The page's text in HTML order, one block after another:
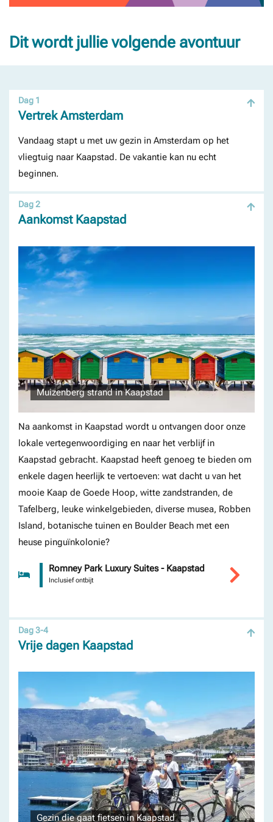
Dit wordt jullie volgende avontuur
Vertrek Amsterdam
Dag 1
Vandaag stapt u met uw gezin in Amsterdam op het
vliegtuig naar Kaapstad. De vakantie kan nu echt
beginnen.
Aankomst Kaapstad
Dag 2
Na aankomst in Kaapstad wordt u ontvangen door onze
lokale vertegenwoordiging en naar het verblijf in
Kaapstad gebracht. Kaapstad heeft genoeg te bieden om
enkele dagen heerlijk te vertoeven: wat dacht u van het
mooie Kaap de Goede Hoop, witte zandstranden, de
Tafelberg, leuke winkelgebieden, diverse musea, Robben
Island, botanische tuinen en Boulder Beach met een
heuse pinguïnkolonie?
Romney Park Luxury Suites - Kaapstad
Inclusief ontbijt
Muizenberg strand in Kaapstad
Vrije dagen Kaapstad
Dag 3-4
Gezin die gaat fietsen in Kaapstad